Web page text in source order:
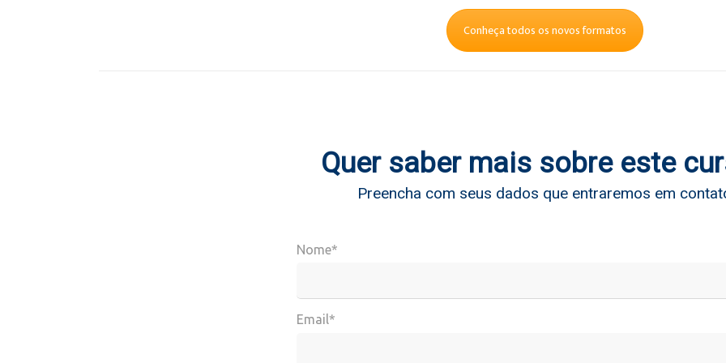
Conheça todos os novos formatos
Quer saber mais sobre este
Preencha com seus dados que entraremos em
Nome*
Email*